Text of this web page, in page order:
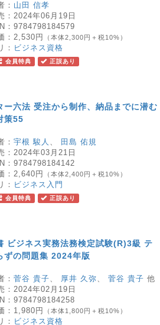
： 山田 信孝
： 2024年06月19日
： 9784798184579
： 2,530円 （本体2,300円＋税10%）
： ビジネス資格
会員特典 正誤あり
ー六法 受注から制作、納品までに潜む
策55
： 宇根 駿人 、
田島 佑規
： 2024年03月21日
： 9784798184142
： 2,640円 （本体2,400円＋税10%）
： ビジネス入門
会員特典 正誤あり
ビジネス実務法務検定試験(R)3級 テ
ずの問題集 2024年版
： 菅谷 貴子、 厚井 久弥、 菅谷 貴子 他
： 2024年02月19日
： 9784798184258
： 1,980円 （本体1,800円＋税10%）
： ビジネス資格